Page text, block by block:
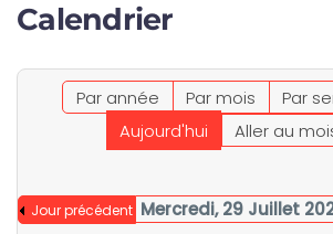
Calendrier
Par année Par mois
Par
Aujourd'hui
Aller au
Jour précédent Mercredi, 29 Juillet